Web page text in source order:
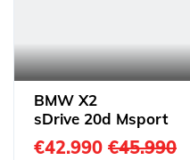
BMW X2
sDrive 20d Msport
€42.990 €45.990